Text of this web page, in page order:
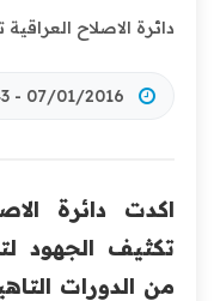
دائرة الاصلاح
07/01/2016 - 11:43 صباحًا
اكدت دائرة
تكثيف الجهود
من الدورات